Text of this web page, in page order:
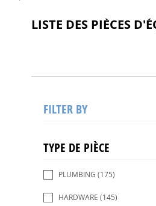
LISTE DES PIÈCES
FILTER BY
TYPE DE PIÈCE
PLUMBING (175)
HARDWARE (145)